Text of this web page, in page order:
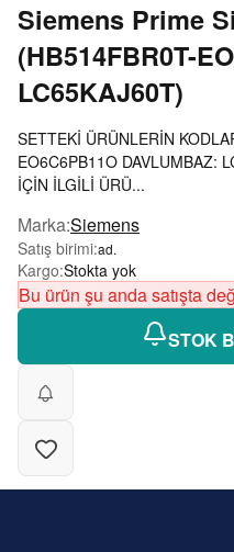
Siemens Prime
(HB514FBR0T-
LC65KAJ60T)
SETTEKİ ÜRÜNLERİN
EO6C6PB11O DAVLUMBAZ:
İÇİN İLGİLİ ÜRÜ...
Marka:Siemens
Satış birimi:ad.
Kargo:Stokta yok
Bu ürün şu anda satışta
STOK